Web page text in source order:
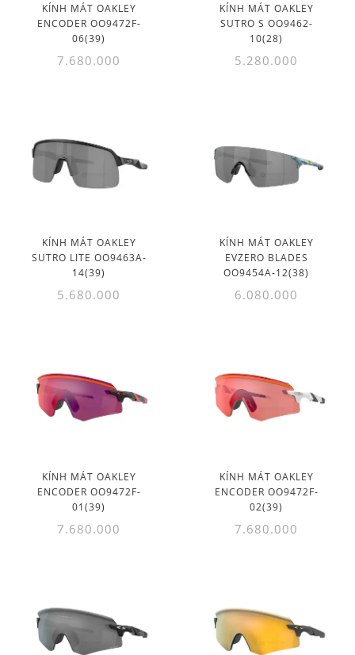
KÍNH MÁT OAKLEY
ENCODER OO9472F-
06(39)
7.680.000
KÍNH MÁT OAKLEY
SUTRO S OO9462-
10(28)
5.280.000
KÍNH MÁT OAKLEY
SUTRO LITE OO9463A-
14(39)
5.680.000
KÍNH MÁT OAKLEY
EVZERO BLADES
OO9454A-12(38)
6.080.000
KÍNH MÁT OAKLEY
ENCODER OO9472F-
01(39)
7.680.000
KÍNH MÁT OAKLEY
ENCODER OO9472F-
02(39)
7.680.000